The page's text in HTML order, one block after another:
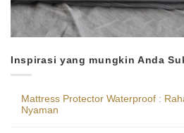
Inspirasi yang mungkin Anda
Mattress Protector Waterproof :
Nyaman